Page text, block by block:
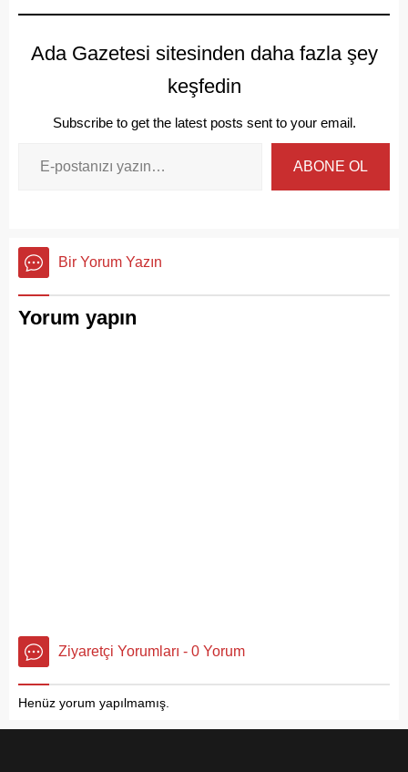
Ada Gazetesi sitesinden daha fazla şey
keşfedin
Subscribe to get the latest posts sent to your email.
ABONE OL
Bir Yorum Yazın
Yorum yapın
Ziyaretçi Yorumları - 0 Yorum
Henüz yorum yapılmamış.